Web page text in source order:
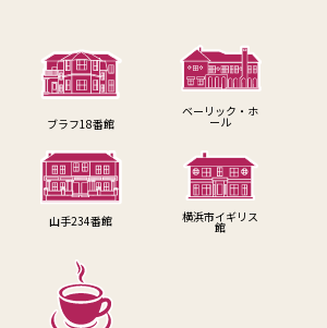
ブラフ18番館
ベーリック・ホ
ール
山手234番館 横浜市イギリス
館